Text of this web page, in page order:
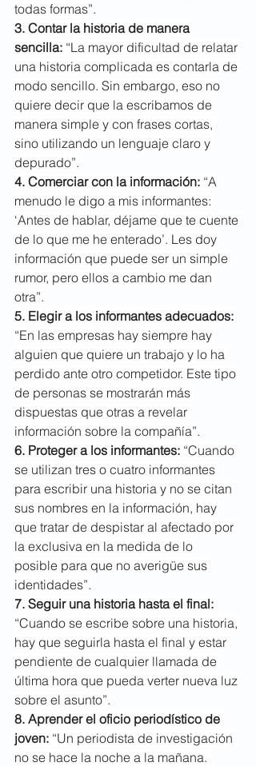
todas formas”.
3. Contar la historia de manera
sencilla: “La mayor dificultad de relatar
una historia complicada es contarla de
modo sencillo. Sin embargo, eso no
quiere decir que la escribamos de
manera simple y con frases cortas,
sino utilizando un lenguaje claro y
depurado”.
4. Comerciar con la información: “A
menudo le digo a mis informantes:
‘Antes de hablar, déjame que te cuente
de lo que me he enterado’. Les doy
información que puede ser un simple
rumor, pero ellos a cambio me dan
otra”.
5. Elegir a los informantes adecuados:
“En las empresas hay siempre hay
alguien que quiere un trabajo y lo ha
perdido ante otro competidor. Este tipo
de personas se mostrarán más
dispuestas que otras a revelar
información sobre la compañía”.
6. Proteger a los informantes: “Cuando
se utilizan tres o cuatro informantes
para escribir una historia y no se citan
sus nombres en la información, hay
que tratar de despistar al afectado por
la exclusiva en la medida de lo
posible para que no averigüe sus
identidades”.
7. Seguir una historia hasta el final:
“Cuando se escribe sobre una historia,
hay que seguirla hasta el final y estar
pendiente de cualquier llamada de
última hora que pueda verter nueva luz
sobre el asunto”.
8. Aprender el oficio periodístico de
joven: “Un periodista de investigación
no se hace la noche a la mañana.